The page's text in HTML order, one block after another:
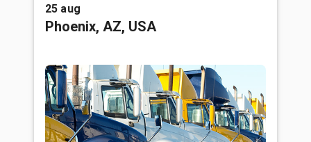
25 aug
Phoenix, AZ, USA